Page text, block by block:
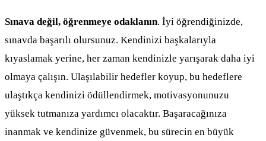
Sınava değil, öğrenmeye odaklanın. İyi öğrendiğinizde,
sınavda başarılı olursunuz. Kendinizi başkalarıyla
kıyaslamak yerine, her zaman kendinizle yarışarak daha iyi
olmaya çalışın. Ulaşılabilir hedefler koyup, bu hedeflere
ulaştıkça kendinizi ödüllendirmek, motivasyonunuzu
yüksek tutmanıza yardımcı olacaktır. Başaracağınıza
inanmak ve kendinize güvenmek, bu sürecin en büyük